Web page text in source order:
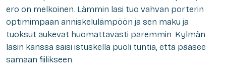
ero on melkoinen. Lämmin lasi tuo vahvan porterin
optimimpaan anniskelulämpöön ja sen maku ja
tuoksut aukevat huomattavasti paremmin. Kylmän
lasin kanssa saisi istuskella puoli tuntia, että pääsee
samaan fiilikseen.